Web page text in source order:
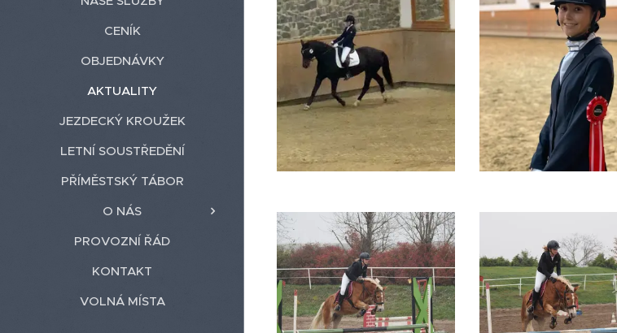
CENÍK
OBJEDNÁVKY
AKTUALITY
JEZDECKÝ KROUŽEK
LETNÍ SOUSTŘEDĚNÍ
PŘÍMĚSTSKÝ TÁBOR
O NÁS
PROVOZNÍ ŘÁD
KONTAKT
VOLNÁ MÍSTA